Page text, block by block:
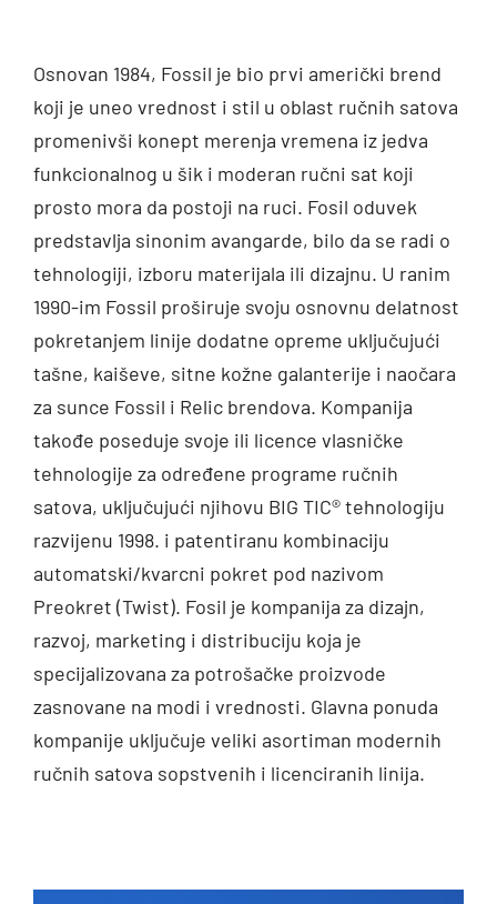
Osnovan 1984, Fossil je bio prvi američki brend
koji je uneo vrednost i stil u oblast ručnih satova
promenivši konept merenja vremena iz jedva
funkcionalnog u šik i moderan ručni sat koji
prosto mora da postoji na ruci. Fosil oduvek
predstavlja sinonim avangarde, bilo da se radi o
tehnologiji, izboru materijala ili dizajnu. U ranim
1990-im Fossil proširuje svoju osnovnu delatnost
pokretanjem linije dodatne opreme uključujući
tašne, kaiševe, sitne kožne galanterije i naočara
za sunce Fossil i Relic brendova. Kompanija
takođe poseduje svoje ili licence vlasničke
tehnologije za određene programe ručnih
satova, uključujući njihovu BIG TIC® tehnologiju
razvijenu 1998. i patentiranu kombinaciju
automatski/kvarcni pokret pod nazivom
Preokret (Twist). Fosil je kompanija za dizajn,
razvoj, marketing i distribuciju koja je
specijalizovana za potrošačke proizvode
zasnovane na modi i vrednosti. Glavna ponuda
kompanije uključuje veliki asortiman modernih
ručnih satova sopstvenih i licenciranih linija.